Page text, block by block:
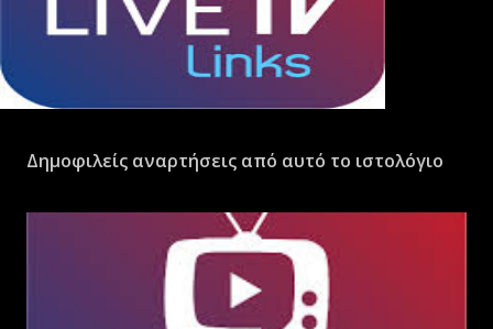
Δημοφιλείς αναρτήσεις από αυτό το ιστολόγιο